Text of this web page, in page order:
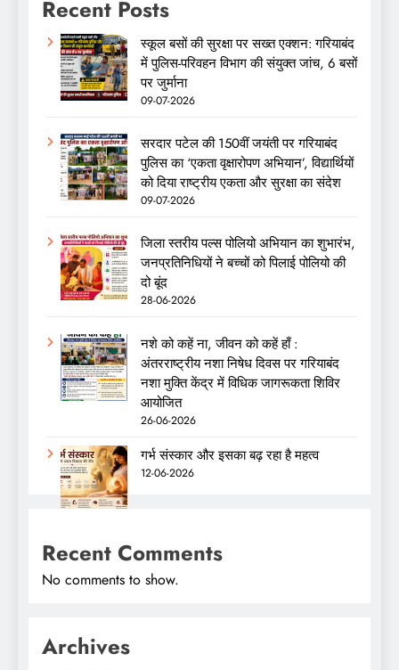
Recent Posts
स्कूल बसों की सुरक्षा पर सख्त एक्शन: गरियाबंद
में पुलिस-परिवहन विभाग की संयुक्त जांच, 6 बसों
पर जुर्माना
09-07-2026
सरदार पटेल की 150वीं जयंती पर गरियाबंद
पुलिस का ‘एकता वृक्षारोपण अभियान’, विद्यार्थियों
को दिया राष्ट्रीय एकता और सुरक्षा का संदेश
09-07-2026
जिला स्तरीय पल्स पोलियो अभियान का शुभारंभ,
जनप्रतिनिधियों ने बच्चों को पिलाई पोलियो की
दो बूंद
28-06-2026
नशे को कहें ना, जीवन को कहें हाँ :
अंतरराष्ट्रीय नशा निषेध दिवस पर गरियाबंद
नशा मुक्ति केंद्र में विधिक जागरूकता शिविर
आयोजित
26-06-2026
गर्भ संस्कार और इसका बढ़ रहा है महत्व
12-06-2026
Recent Comments
No comments to show.
Archives